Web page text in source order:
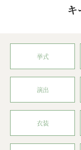
キ
挙式
演出
衣装